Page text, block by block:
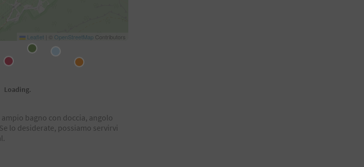
Leaflet OpenStreetMapContributors
bagno con doccia, angolo
lo desiderate, possiamo servirvi